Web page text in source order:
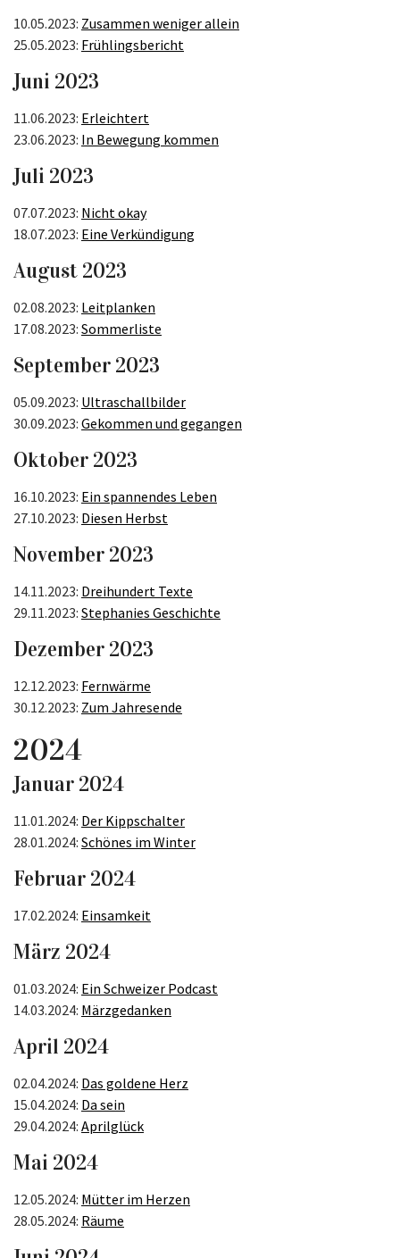
10.05.2023: Zusammen weniger allein
25.05.2023: Frühlingsbericht
Juni 2023
11.06.2023: Erleichtert
23.06.2023: In Bewegung kommen
Juli 2023
07.07.2023: Nicht okay
18.07.2023: Eine Verkündigung
August 2023
02.08.2023: Leitplanken
17.08.2023: Sommerliste
September 2023
05.09.2023: Ultraschallbilder
30.09.2023: Gekommen und gegangen
Oktober 2023
16.10.2023: Ein spannendes Leben
27.10.2023: Diesen Herbst
November 2023
14.11.2023: Dreihundert Texte
29.11.2023: Stephanies Geschichte
Dezember 2023
12.12.2023: Fernwärme
30.12.2023: Zum Jahresende
2024
Januar 2024
11.01.2024: Der Kippschalter
28.01.2024: Schönes im Winter
Februar 2024
17.02.2024: Einsamkeit
März 2024
01.03.2024: Ein Schweizer Podcast
14.03.2024: Märzgedanken
April 2024
02.04.2024: Das goldene Herz
15.04.2024: Da sein
29.04.2024: Aprilglück
Mai 2024
12.05.2024: Mütter im Herzen
28.05.2024: Räume